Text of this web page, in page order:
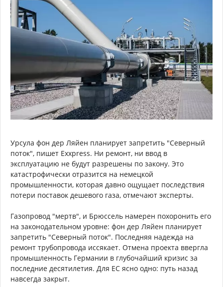
Урсула фон дер Ляйен планирует запретить "Северный
поток", пишет Exxpress. Ни ремонт, ни ввод в
эксплуатацию не будут разрешены по закону. Это
катастрофически отразится на немецкой
промышленности, которая давно ощущает последствия
потери поставок дешевого газа, отмечают эксперты.
Газопровод "мертв", и Брюссель намерен похоронить его
на законодательном уровне: фон дер Ляйен планирует
запретить "Северный поток". Последняя надежда на
ремонт трубопровода иссякает. Отмена проекта ввергла
промышленность Германии в глубочайший кризис за
последние десятилетия. Для ЕС ясно одно: путь назад
навсегда закрыт.